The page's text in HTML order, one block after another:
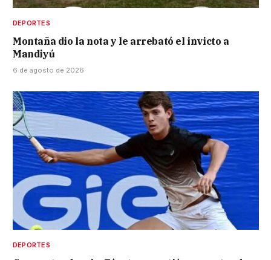
DEPORTES
Montaña dio la nota y le arrebató el invicto a
Mandiyú
6 de agosto de 2026
DEPORTES